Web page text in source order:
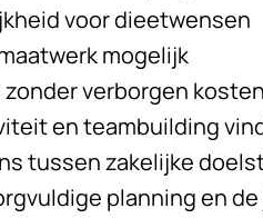
voor dieetwensen
mogelijk
verborgen kosten
en teambuilding
tussen zakelijke
planning en